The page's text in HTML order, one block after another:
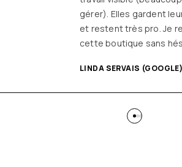
ou quasiment) J’adore y
on ne sort jamais (ou